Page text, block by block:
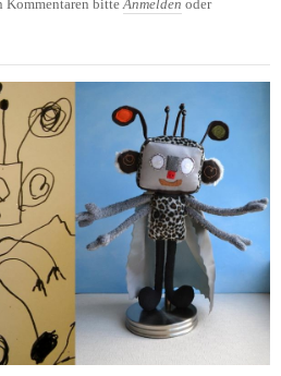
Kommentaren bitteAnmelden oder